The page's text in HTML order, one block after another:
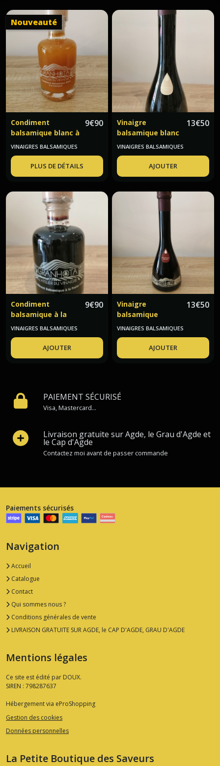
Nouveauté
Condiment
balsamique blanc à
la mangue
9€90
VINAIGRES BALSAMIQUES
PLUS DE DÉTAILS
Vinaigre
balsamique blanc
Granhota
13€50
VINAIGRES BALSAMIQUES
AJOUTER
Condiment
balsamique à la
fraise de Clery
9€90
VINAIGRES BALSAMIQUES
AJOUTER
Vinaigre
balsamique
nature artisanal
13€50
VINAIGRES BALSAMIQUES
AJOUTER
PAIEMENT SÉCURISÉ
Visa, Mastercard...
Livraison gratuite sur Agde, le Grau d'Agde et
le Cap d'Agde
Contactez moi avant de passer commande
truffe
(13)
Biscuits
salés
(10)
Conserves
de
poisson
(10)
Vinaigres
aromatisés
artisanaux
Huile
d'olive
olives
huiles
(3)
truffe
Pâtes
et
conserves
légumes
(6)
Sauces
et
(5)
les
Paiements sécurisés
Navigation
Accueil
Catalogue
Contact
Qui sommes nous ?
Conditions générales de vente
LIVRAISON GRATUITE SUR AGDE, le CAP D'AGDE, GRAU D'AGDE
Mentions légales
Ce site est édité par DOUX.
SIREN : 798287637
Hébergement via eProShopping
Gestion des cookies
Données personnelles
La Petite Boutique des Saveurs